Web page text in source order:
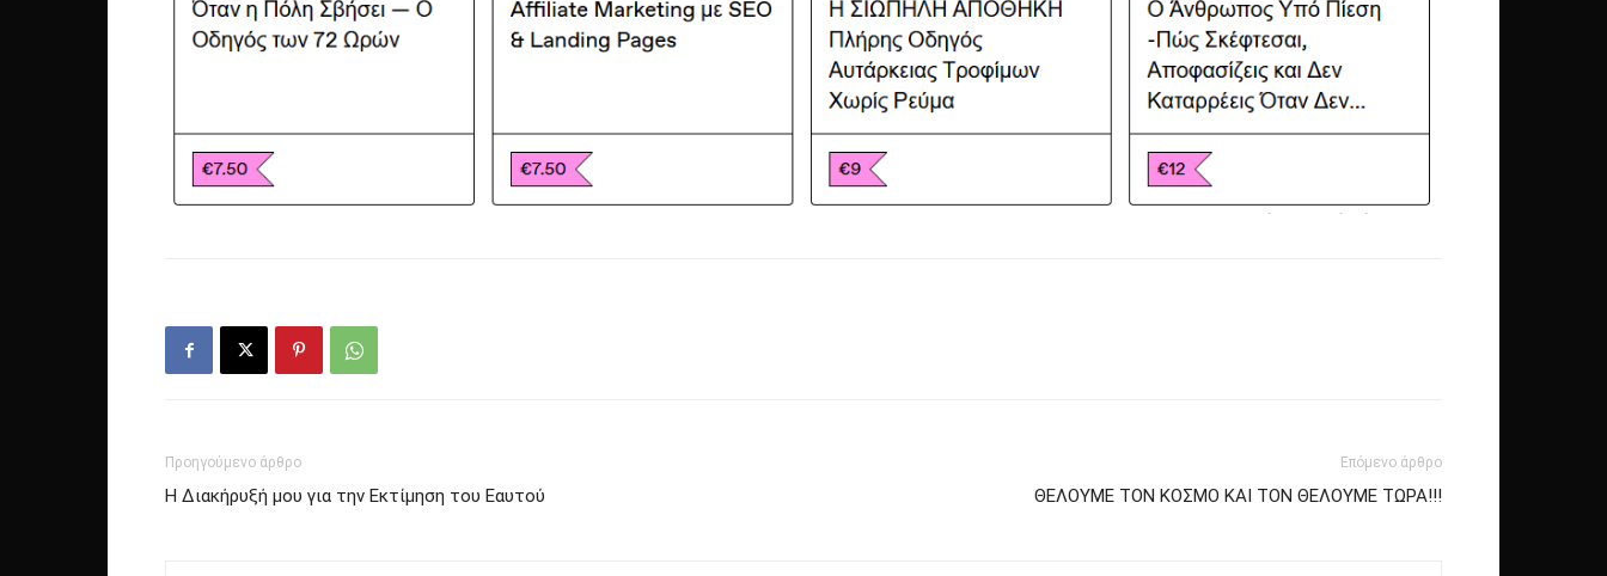
Προηγούμενο άρθρο
Η Διακήρυξή μου για την Εκτίμηση του Εαυτού
Επόμενο άρθρο
ΘΕΛΟΥΜΕ ΤΟΝ ΚΟΣΜΟ ΚΑΙ ΤΟΝ ΘΕΛΟΥΜΕ ΤΩΡΑ!!!